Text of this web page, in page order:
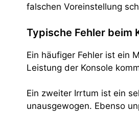
falschen Voreinstellung
Typische Fehler beim
Ein häufiger Fehler ist ein
Leistung der Konsole
Ein zweiter Irrtum ist ein
unausgewogen. Ebenso